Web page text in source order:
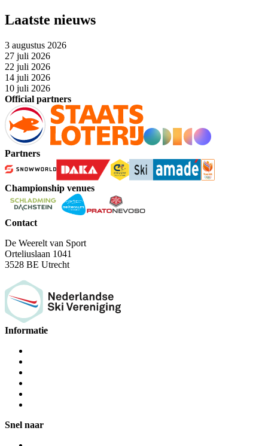
Laatste nieuws
3 augustus 2026
27 juli 2026
22 juli 2026
14 juli 2026
10 juli 2026
Official partners
Partners
Championship venues
Contact
De Weerelt van Sport
Orteliuslaan 1041
3528 BE Utrecht
Informatie
Snel naar